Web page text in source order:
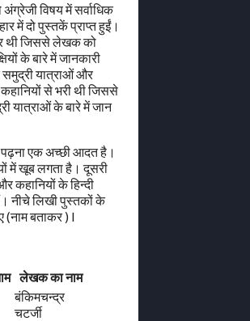
विषय में सर्वाधिक
में दो पुस्तकें प्राप्त हुईं।
थी जिससे लेखक को
के बारे में जानकारी
यात्राओं और
से भरी थी जिससे
यात्राओं के बारे में जान
एक अच्छी आदत है।
में खूब लगता है। दूसरी
कहानियों के हिन्दी
नीचे लिखी पुस्तकों के
(नाम बताकर ) l
लेखक का नाम
बंकिमचन्द्र
चटर्जी